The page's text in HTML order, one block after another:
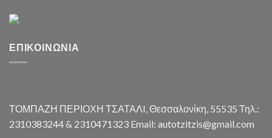
ΕΠΙΚΟΙΝΩΝΊΑ
ΤΟΜΠΑΖΗ ΠΕΡΙΟΧΗ ΤΣΑΤΑΛI, Θεσσαλονίκη, 55535 Τηλ.:
2310383244 & 2310471323 Email: autotzitzis@gmail.com